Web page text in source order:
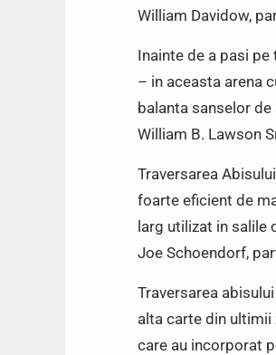
William Davidow,
Inainte de a pasi
– in aceasta arena
balanta sanselor
William B. Lawson
Traversarea
foarte eficient de
larg utilizat in salile
Joe Schoendorf,
Traversarea
alta carte din ultimii
care au incorporat